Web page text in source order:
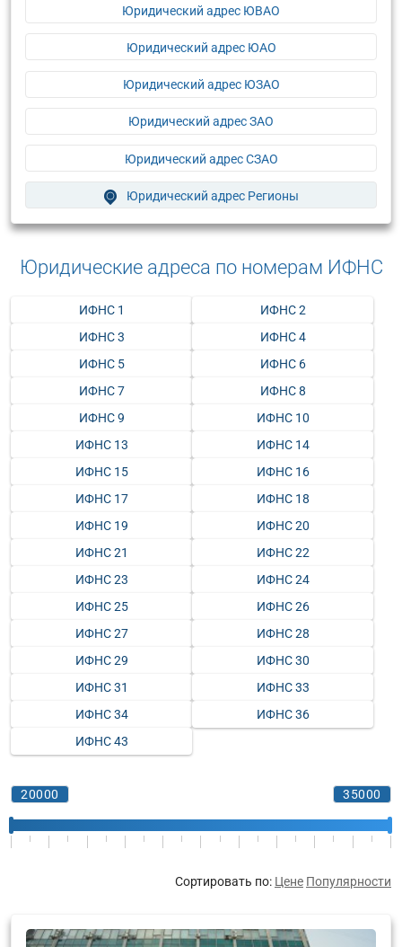
Юридический адрес ЮВАО
Юридический адрес ЮАО
Юридический адрес ЮЗАО
Юридический адрес ЗАО
Юридический адрес СЗАО
Юридический адрес Регионы
Юридические адреса по номерам ИФНС
ИФНС 1
ИФНС 2
ИФНС 3
ИФНС 4
ИФНС 5
ИФНС 6
ИФНС 7
ИФНС 8
ИФНС 9
ИФНС 10
ИФНС 13
ИФНС 14
ИФНС 15
ИФНС 16
ИФНС 17
ИФНС 18
ИФНС 19
ИФНС 20
ИФНС 21
ИФНС 22
ИФНС 23
ИФНС 24
ИФНС 25
ИФНС 26
ИФНС 27
ИФНС 28
ИФНС 29
ИФНС 30
ИФНС 31
ИФНС 33
ИФНС 34
ИФНС 36
ИФНС 43
Сортировать по: Цене Популярности